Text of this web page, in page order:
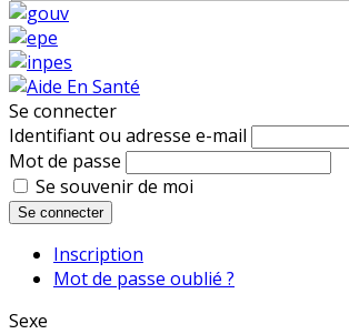
Se connecter
Identifiant ou adresse e-mail
Mot de passe
Se souvenir de moi
Se connecter
Inscription
Mot de passe oublié ?
Sexe